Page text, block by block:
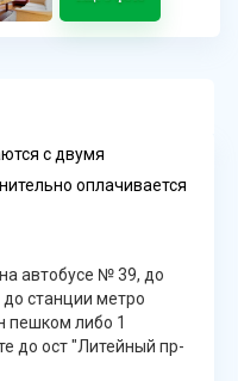
с двумя
оплачивается
автобусе № 39, до
станции метро
пешком либо 1
до ост "Литейный пр-